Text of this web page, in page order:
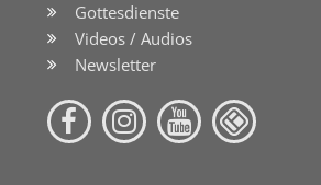
Gottesdienste
Videos / Audios
Newsletter